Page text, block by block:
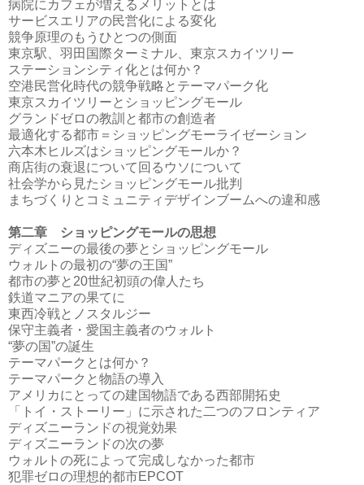
病院にカフェが増えるメリットとは
サービスエリアの民営化による変化
競争原理のもうひとつの側面
東京駅、羽田国際ターミナル、東京スカイツリー
ステーションシティ化とは何か？
空港民営化時代の競争戦略とテーマパーク化
東京スカイツリーとショッピングモール
グランドゼロの教訓と都市の創造者
最適化する都市＝ショッピングモーライゼーション
六本木ヒルズはショッピングモールか？
商店街の衰退について回るウソについて
社会学から見たショッピングモール批判
まちづくりとコミュニティデザインブームへの違和感
第二章 ショッピングモールの思想
ディズニーの最後の夢とショッピングモール
ウォルトの最初の“夢の王国”
都市の夢と20世紀初頭の偉人たち
鉄道マニアの果てに
東西冷戦とノスタルジー
保守主義者・愛国主義者のウォルト
“夢の国”の誕生
テーマパークとは何か？
テーマパークと物語の導入
アメリカにとっての建国物語である西部開拓史
「トイ・ストーリー」に示された二つのフロンティア
ディズニーランドの視覚効果
ディズニーランドの次の夢
ウォルトの死によって完成しなかった都市
犯罪ゼロの理想的都市EPCOT